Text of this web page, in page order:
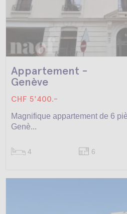
Appartement -
Genève
CHF 5'400.-
Magnifique appartement de 6
Genè...
4 6